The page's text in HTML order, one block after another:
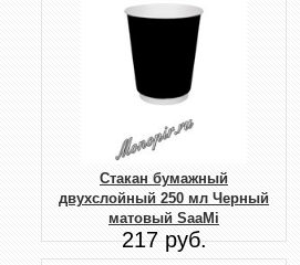
Стакан бумажный
двухслойный 250 мл Черный
матовый SaaMi
217 руб.